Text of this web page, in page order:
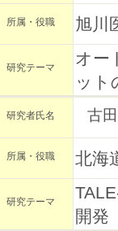
所属・役職 旭川
研究テーマ
オー
ット
研究者氏名 古
所属・役職 北海
研究テーマ
開発